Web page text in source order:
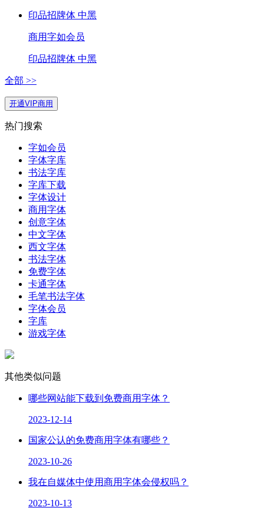
印品招牌体 中黑
商用字如会员
印品招牌体 中黑
全部 >>
开通VIP商用
热门搜索
字如会员
字体字库
书法字库
字库下载
字体设计
商用字体
创意字体
中文字体
西文字体
书法字体
免费字体
卡通字体
毛笔书法字体
字体会员
字库
游戏字体
其他类似问题
哪些网站能下载到免费商用字体？
2023-12-14
国家公认的免费商用字体有哪些？
2023-10-26
我在自媒体中使用商用字体会侵权吗？
2023-10-13